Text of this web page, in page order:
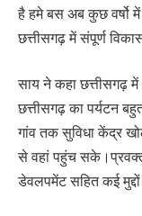
है हमे बस अब कुछ वर्षो
छत्तीसगढ़ में संपूर्ण
साय ने कहा छत्तीसगढ़
छत्तीसगढ़ का पर्यटन
गांव तक सुविधा केंद्र
से वहां पहुंच
डेवलपमेंट सहित कई